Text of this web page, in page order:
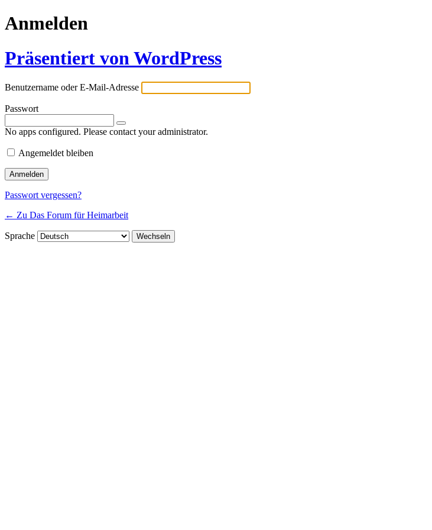
Anmelden
Präsentiert von WordPress
Benutzername oder E-Mail-Adresse
Passwort
No apps configured. Please contact your administrator.
Angemeldet bleiben
Passwort vergessen?
← Zu Das Forum für Heimarbeit
Sprache